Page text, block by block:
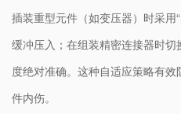
插装重型元件（如变压器）时采用
缓冲压入；在组装精密连接器时切
度绝对准确。这种自适应策略有
件内伤。